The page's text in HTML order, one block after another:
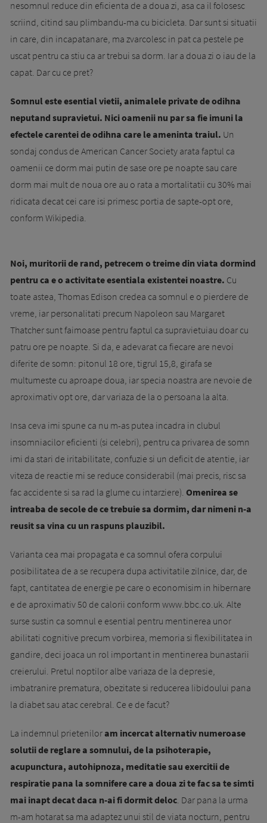
nesomnul reduce din eficienta de a doua zi, asa ca il folosesc
scriind, citind sau plimbandu-ma cu bicicleta. Dar sunt si situatii
in care, din incapatanare, ma zvarcolesc in pat ca pestele pe
uscat pentru ca stiu ca ar trebui sa dorm. Iar a doua zi o iau de la
capat. Dar cu ce pret?
Somnul este esential vietii, animalele private de odihna
neputand supravietui. Nici oamenii nu par sa fie imuni la
efectele carentei de odihna care le ameninta traiul. Un
sondaj condus de American Cancer Society arata faptul ca
oamenii ce dorm mai putin de sase ore pe noapte sau care
dorm mai mult de noua ore au o rata a mortalitatii cu 30% mai
ridicata decat cei care isi primesc portia de sapte-opt ore,
conform Wikipedia.
Noi, muritorii de rand, petrecem o treime din viata dormind
pentru ca e o activitate esentiala existentei noastre. Cu
toate astea, Thomas Edison credea ca somnul e o pierdere de
vreme, iar personalitati precum Napoleon sau Margaret
Thatcher sunt faimoase pentru faptul ca supravietuiau doar cu
patru ore pe noapte. Si da, e adevarat ca fiecare are nevoi
diferite de somn: pitonul 18 ore, tigrul 15,8, girafa se
multumeste cu aproape doua, iar specia noastra are nevoie de
aproximativ opt ore, dar variaza de la o persoana la alta.
Insa ceva imi spune ca nu m-as putea incadra in clubul
insomniacilor eficienti (si celebri), pentru ca privarea de somn
imi da stari de iritabilitate, confuzie si un deficit de atentie, iar
viteza de reactie mi se reduce considerabil (mai precis, risc sa
fac accidente si sa rad la glume cu intarziere). Omenirea se
intreaba de secole de ce trebuie sa dormim, dar nimeni n-a
reusit sa vina cu un raspuns plauzibil.
Varianta cea mai propagata e ca somnul ofera corpului
posibilitatea de a se recupera dupa activitatile zilnice, dar, de
fapt, cantitatea de energie pe care o economisim in hibernare
e de aproximativ 50 de calorii conform www.bbc.co.uk. Alte
surse sustin ca somnul e esential pentru mentinerea unor
abilitati cognitive precum vorbirea, memoria si flexibilitatea in
gandire, deci joaca un rol important in mentinerea bunastarii
creierului. Pretul noptilor albe variaza de la depresie,
imbatranire prematura, obezitate si reducerea libidoului pana
la diabet sau atac cerebral. Ce e de facut?
La indemnul prietenilor am incercat alternativ numeroase
solutii de reglare a somnului, de la psihoterapie,
acupunctura, autohipnoza, meditatie sau exercitii de
respiratie pana la somnifere care a doua zi te fac sa te simti
mai inapt decat daca n-ai fi dormit deloc. Dar pana la urma
m-am hotarat sa ma adaptez unui stil de viata nocturn, pentru